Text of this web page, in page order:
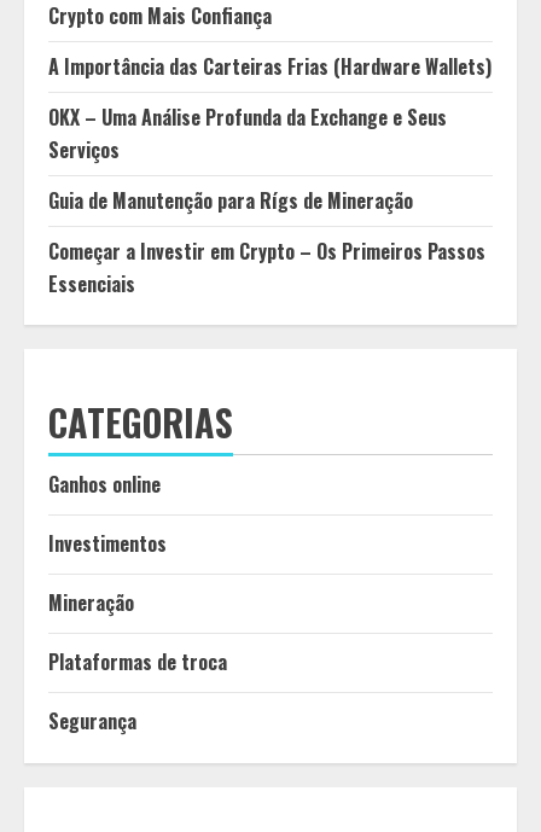
Crypto com Mais Confiança
A Importância das Carteiras Frias (Hardware Wallets)
OKX – Uma Análise Profunda da Exchange e Seus
Serviços
Guia de Manutenção para Rígs de Mineração
Começar a Investir em Crypto – Os Primeiros Passos
Essenciais
CATEGORIAS
Ganhos online
Investimentos
Mineração
Plataformas de troca
Segurança